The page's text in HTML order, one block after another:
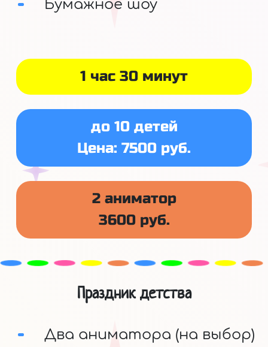
1 час 30 минут
до 10 детей
Цена: 7500 руб.
2 аниматор
3600 руб.
Бумажное шоу
Праздник детства
Два аниматора (на выбор)